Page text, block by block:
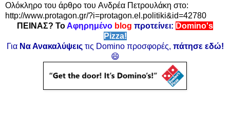
Ολόκληρο του άρθρο του Ανδρέα Πετρουλάκη στο:
http://www.protagon.gr/?i=protagon.el.politiki&id=42780
ΠΕΙΝΑΣ? ΤοΑφηρημένο blog προτείνει: Domino's
Pizza!
Για Να Ανακαλύψειςτις Domino προσφορές, πάτησε εδώ!
😄